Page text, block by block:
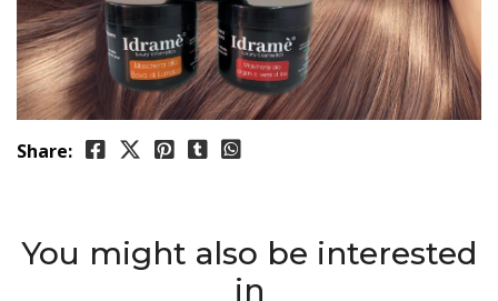
Share:
You might also be interested
in